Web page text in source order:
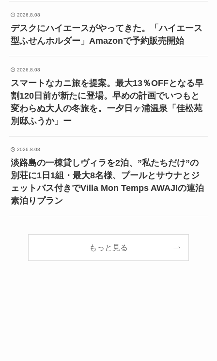
2026.8.08
デスクにハイエースがやってきた。「ハイエース
型ふせんホルダー」Amazonで予約販売開始
2026.8.08
スマートなカニ旅を提案。最大13％OFFとなる早
割120日前が新たに登場。早めの計画でいつもと
変わらぬ大人の冬旅を。ー夕日ヶ浦温泉「佳松苑
別邸ふうか」ー
2026.8.08
淡路島の一棟貸しヴィラを2泊、”私たちだけ”の
別荘に1日1組・最大8名様、プールとサウナとジ
ェットバス付きでVilla Mon Temps AWAJIの連泊
素泊りプラン
もっと見る